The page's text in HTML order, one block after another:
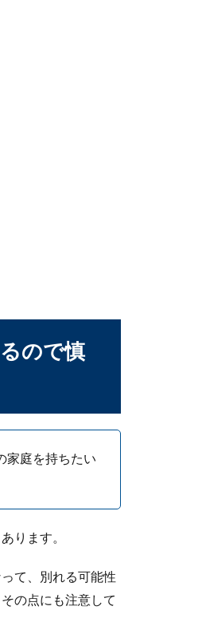
若い男性は清潔感を気に
考え方
司という間柄なためいく
やおすすめ
場も紹介
ので慎
家庭を持ちたい
ります。
て、別れる可能性
の点にも注意して